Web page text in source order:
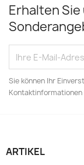
Erhalten
Sie können Ihr
Kontaktinformationen
ARTIKEL